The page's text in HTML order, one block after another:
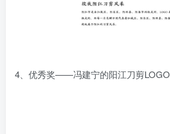
4、优秀奖——冯建宁的阳江刀剪LOGO